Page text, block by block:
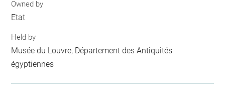
Owned by
Etat
Held by
Musée du Louvre, Département des Antiquités
égyptiennes